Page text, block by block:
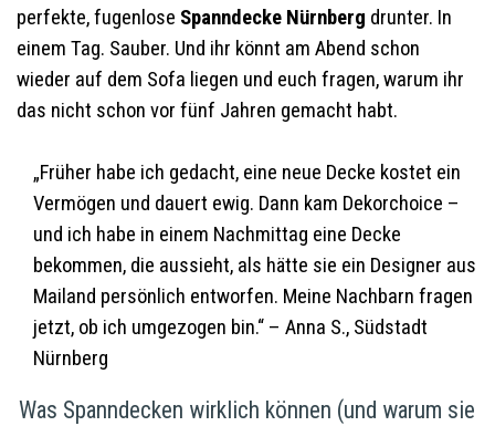
perfekte, fugenlose Spanndecke Nürnberg drunter. In
einem Tag. Sauber. Und ihr könnt am Abend schon
wieder auf dem Sofa liegen und euch fragen, warum ihr
das nicht schon vor fünf Jahren gemacht habt.
„Früher habe ich gedacht, eine neue Decke kostet ein
Vermögen und dauert ewig. Dann kam Dekorchoice –
und ich habe in einem Nachmittag eine Decke
bekommen, die aussieht, als hätte sie ein Designer aus
Mailand persönlich entworfen. Meine Nachbarn fragen
jetzt, ob ich umgezogen bin.“ – Anna S., Südstadt
Nürnberg
Was Spanndecken wirklich können (und warum sie